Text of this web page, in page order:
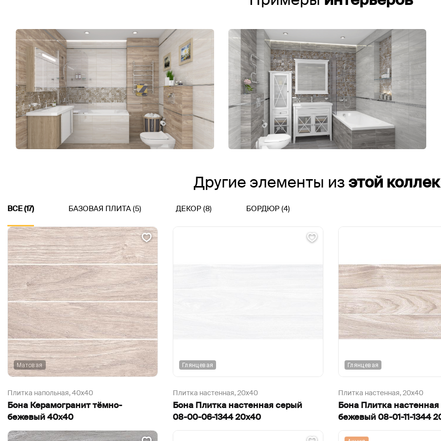
Другие элементы изэтой
ВСЕ (17) БАЗОВАЯ ПЛИТА (5) ДЕКОР (8) БОРДЮР (4)
Матовая
Плитка напольная,40х40
Бона Керамогранит тёмно-
бежевый 40х40
Глянцевая
Плитка настенная,20х40
Бона Плитка настенная серый
08-00-06-1344 20х40
Глянцевая
Плитка настенная,20х40
Бона Плитка
бежевый 08-01-11-1344